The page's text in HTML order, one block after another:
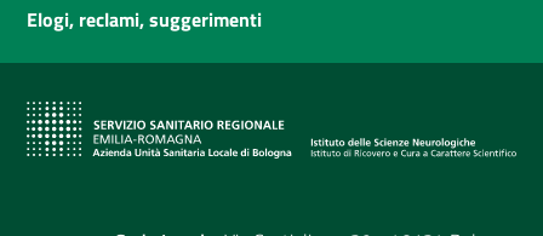
Elogi, reclami, suggerimenti